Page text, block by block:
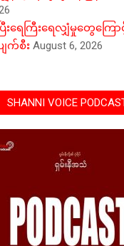
ရေကြီးရေလျှံမှုတွေကြော
က်စီး August 6, 2026
SHANNI VOICE